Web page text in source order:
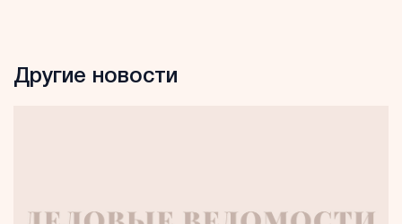
Другие новости